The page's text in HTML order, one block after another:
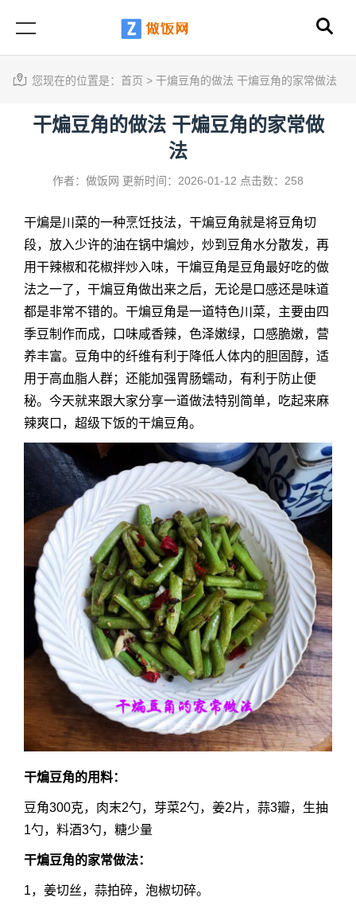
您现在的位置是： 首页 > 干煸豆角的做法 干煸豆角的家常做法
干煸豆角的做法 干煸豆角的家常做
法
作者：做饭网 更新时间：2026-01-12 点击数：258
干煸是川菜的一种烹饪技法，干煸豆角就是将豆角切
段，放入少许的油在锅中煸炒，炒到豆角水分散发，再
用干辣椒和花椒拌炒入味，干煸豆角是豆角最好吃的做
法之一了，干煸豆角做出来之后，无论是口感还是味道
都是非常不错的。干煸豆角是一道特色川菜，主要由四
季豆制作而成，口味咸香辣，色泽嫩绿，口感脆嫩，营
养丰富。豆角中的纤维有利于降低人体内的胆固醇，适
用于高血脂人群；还能加强胃肠蠕动，有利于防止便
秘。今天就来跟大家分享一道做法特别简单，吃起来麻
辣爽口，超级下饭的干煸豆角。
干煸豆角的用料：
豆角300克，肉末2勺，芽菜2勺，姜2片，蒜3瓣，生抽
1勺，料酒3勺，糖少量
干煸豆角的家常做法：
1，姜切丝，蒜拍碎，泡椒切碎。